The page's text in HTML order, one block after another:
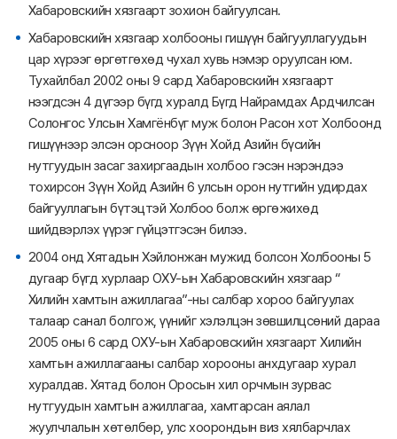
Хабаровскийн хязгаарт зохион байгуулсан.
Хабаровскийн хязгаар холбооны гишүүн байгууллагуудын
цар хүрээг өргөтгөхөд чухал хувь нэмэр оруулсан юм.
Тухайлбал 2002 оны 9 сард Хабаровскийн хязгаарт
нээгдсэн 4 дүгээр бүгд хуралд Бүгд Найрамдах Ардчилсан
Солонгос Улсын Хамгёнбүг муж болон Расон хот Холбоонд
гишүүнээр элсэн орсноор Зүүн Хойд Азийн бүсийн
нутгуудын засаг захиргаадын холбоо гэсэн нэрэндээ
тохирсон Зүүн Хойд Азийн 6 улсын орон нутгийн удирдах
байгууллагын бүтэцтэй Холбоо болж өргөжихөд
шийдвэрлэх үүрэг гүйцэтгэсэн билээ.
2004 онд Хятадын Хэйлонжан мужид болсон Холбооны 5
дугаар бүгд хурлаар ОХУ-ын Хабаровскийн хязгаар “
Хилийн хамтын ажиллагаа”-ны салбар хороо байгуулах
талаар санал болгож, үүнийг хэлэлцэн зөвшилцсөний дараа
2005 оны 6 сард ОХУ-ын Хабаровскийн хязгаарт Хилийн
хамтын ажиллагааны салбар хорооны анхдугаар хурал
хуралдав. Хятад болон Оросын хил орчмын зурвас
нутгуудын хамтын ажиллагаа, хамтарсан аялал
жуулчлалын хөтөлбөр, улс хоорондын виз хялбарчлах